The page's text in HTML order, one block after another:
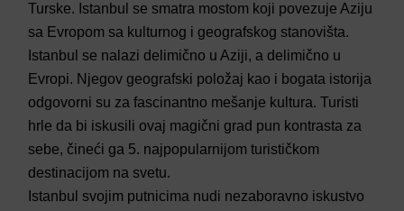
Turske. Istanbul se smatra mostom koji povezuje Aziju
sa Evropom sa kulturnog i geografskog stanovišta.
Istanbul se nalazi delimično u Aziji, a delimično u
Evropi. Njegov geografski položaj kao i bogata istorija
odgovorni su za fascinantno mešanje kultura. Turisti
hrle da bi iskusili ovaj magični grad pun kontrasta za
sebe, čineći ga 5. najpopularnijom turističkom
destinacijom na svetu.
Istanbul svojim putnicima nudi nezaboravno iskustvo